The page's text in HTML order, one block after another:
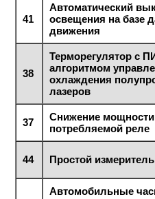
41
Автоматический
освещения на базе
движения
38
Терморегулятор с
алгоритмом
охлаждения
лазеров
37
Снижение
потребляемой реле
44 Простой
Автомобильные